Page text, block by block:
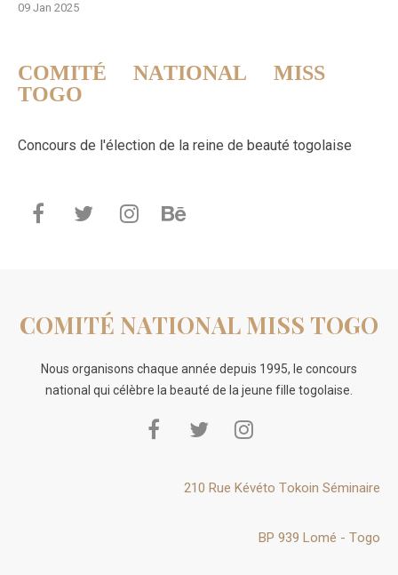
09 Jan 2025
COMITÉ NATIONAL MISS
TOGO
Concours de l'élection de la reine de beauté togolaise
COMITÉ NATIONAL MISS TOGO
Nous organisons chaque année depuis 1995, le concours
national qui célèbre la beauté de la jeune fille togolaise.
210 Rue Kévéto Tokoin Séminaire
BP 939 Lomé - Togo